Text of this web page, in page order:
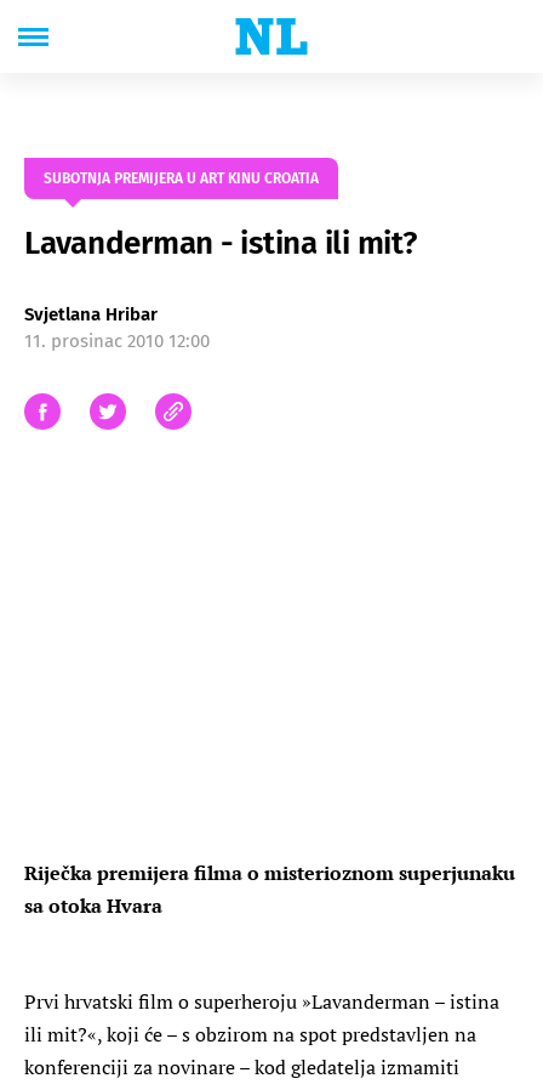
SUBOTNJA PREMIJERA U ART KINU CROATIA
Lavanderman - istina ili mit?
Svjetlana Hribar
11. prosinac 2010 12:00
Riječka premijera filma o misterioznom superjunaku
sa otoka Hvara
Prvi hrvatski film o superheroju »Lavanderman – istina
ili mit?«, koji će – s obzirom na spot predstavljen na
konferenciji za novinare – kod gledatelja izmamiti